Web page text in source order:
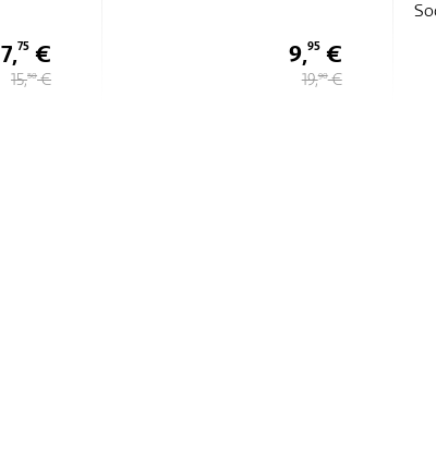
9,95 €
19,90€
6,50€
12,95€